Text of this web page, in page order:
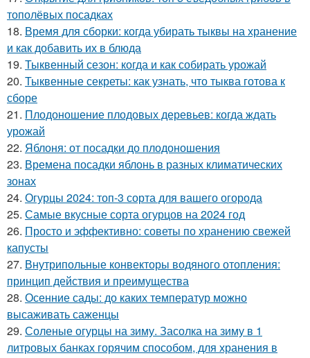
тополёвых посадках
18. Время для сборки: когда убирать тыквы на хранение
и как добавить их в блюда
19. Тыквенный сезон: когда и как собирать урожай
20. Тыквенные секреты: как узнать, что тыква готова к
сборе
21. Плодоношение плодовых деревьев: когда ждать
урожай
22. Яблоня: от посадки до плодоношения
23. Времена посадки яблонь в разных климатических
зонах
24. Огурцы 2024: топ-3 сорта для вашего огорода
25. Самые вкусные сорта огурцов на 2024 год
26. Просто и эффективно: советы по хранению свежей
капусты
27. Внутрипольные конвекторы водяного отопления:
принцип действия и преимущества
28. Осенние сады: до каких температур можно
высаживать саженцы
29. Соленые огурцы на зиму. Засолка на зиму в 1
литровых банках горячим способом, для хранения в